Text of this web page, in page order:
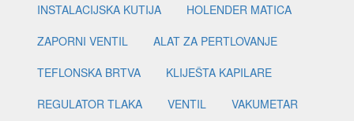
INSTALACIJSKA KUTIJA
HOLENDER MATICA
ZAPORNI VENTIL
ALAT ZA PERTLOVANJE
TEFLONSKA BRTVA
KLIJEŠTA KAPILARE
REGULATOR TLAKA
VENTIL
VAKUMETAR